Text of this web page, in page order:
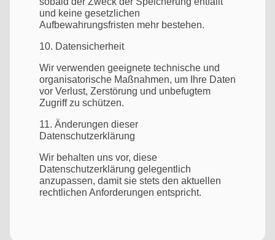
und keine gesetzlichen
Aufbewahrungsfristen mehr bestehen.
10. Datensicherheit
Wir verwenden geeignete technische und
organisatorische Maßnahmen, um Ihre Daten
vor Verlust, Zerstörung und unbefugtem
Zugriff zu schützen.
11. Änderungen dieser
Datenschutzerklärung
Wir behalten uns vor, diese
Datenschutzerklärung gelegentlich
anzupassen, damit sie stets den aktuellen
rechtlichen Anforderungen entspricht.